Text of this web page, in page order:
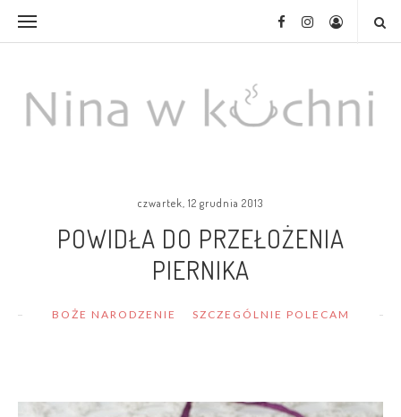
czwartek, 12 grudnia 2013
POWIDŁA DO PRZEŁOŻENIA
PIERNIKA
BOŻE NARODZENIE SZCZEGÓLNIE POLECAM